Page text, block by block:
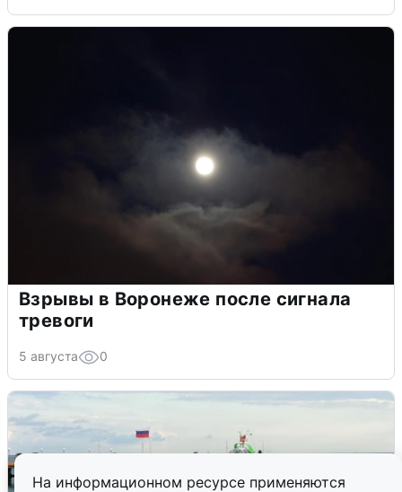
На информационном ресурсе применяются
Взрывы в Воронеже после сигнала
тревоги
5 августа 0